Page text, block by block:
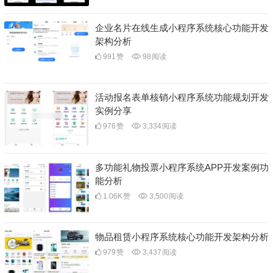
企业名片在线生成小程序系统核心功能开发
架构分析
991赞 98 阅读
活动报名表单核销小程序系统功能规划开发
实例分享
976赞 3,334阅读
多功能礼物投票小程序系统APP开发案例功
能分析
1.06K赞 3,500 阅读
物品租赁小程序系统核心功能开发架构分析
979赞 3,437 阅读